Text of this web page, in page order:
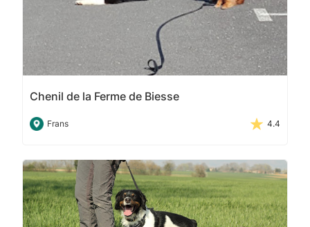
Chenil de la Ferme de Biesse
Frans 4.4